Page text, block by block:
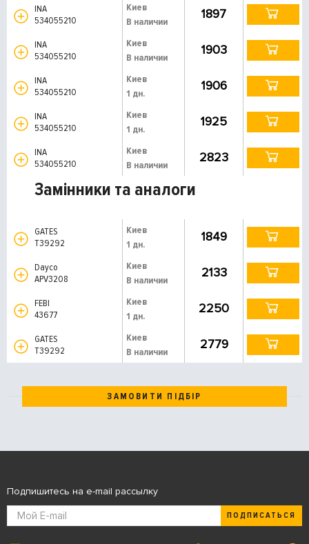
INA
534055210
Киев
В наличии
1897
INA
534055210
Киев
В наличии
1903
INA
534055210
Киев
1 дн.
1906
INA
534055210
Киев
1 дн.
1925
INA
534055210
Киев
В наличии
2823
Замінники та аналоги
GATES
T39292
Киев
1 дн.
1849
Dayco
APV3208
Киев
В наличии
2133
FEBI
43677
Киев
1 дн.
2250
GATES
T39292
Киев
В наличии
2779
ЗАМОВИТИ ПІДБІР
Подпишитесь на e-mail рассылку
ПОДПИСАТЬСЯ